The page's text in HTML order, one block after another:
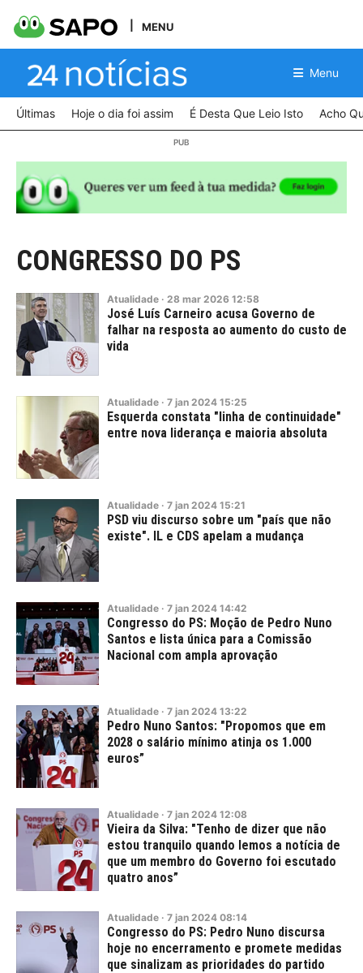
MENU
Menu
Últimas Hoje o dia foi assim É Desta Que Leio Isto Acho
CONGRESSO DO PS
Atualidade · 28 mar 2026 12:58
José Luís Carneiro acusa Governo de
falhar na resposta ao aumento do custo de
vida
Atualidade · 7 jan 2024 15:25
Esquerda constata "linha de continuidade"
entre nova liderança e maioria absoluta
Atualidade · 7 jan 2024 15:21
PSD viu discurso sobre um "país que não
existe". IL e CDS apelam a mudança
Atualidade · 7 jan 2024 14:42
Congresso do PS: Moção de Pedro Nuno
Santos e lista única para a Comissão
Nacional com ampla aprovação
Atualidade · 7 jan 2024 13:22
Pedro Nuno Santos: "Propomos que em
2028 o salário mínimo atinja os 1.000
euros”
Atualidade · 7 jan 2024 12:08
Vieira da Silva: "Tenho de dizer que não
estou tranquilo quando lemos a notícia de
que um membro do Governo foi escutado
quatro anos”
Atualidade · 7 jan 2024 08:14
Congresso do PS: Pedro Nuno discursa
hoje no encerramento e promete medidas
que sinalizam as prioridades do partido